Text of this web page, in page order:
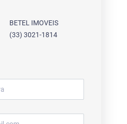
BETEL IMOVEIS
(33) 3021-1814